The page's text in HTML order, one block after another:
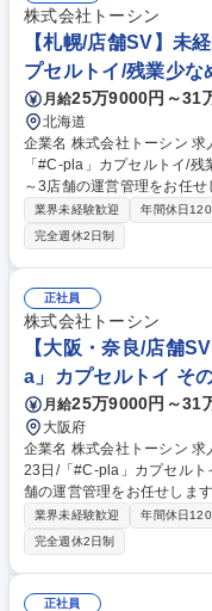
員の勤怠管理・育成、採用
の売れ行きを踏まえて、適切な商
阪梅田・京都/店舗SV】未
株式会社トーシン
【札幌/店舗SV】未
プセルトイ/残業少な
月給25万9000円～31
北海道
企業名 株式会社トーシン 求人名 【札幌/店舗SV】未経験歓迎/年休123日/
「#C-pla」カプセルトイ/残業少なめ 仕事の内容 「#C-
～3店舗の運営管理をお任
ント等、業務は多岐にわた
ことが叶います。変更の範囲:当社業務全般 【業
の商品選定（仕入れた商品
加発注を行います） ・イベ
理・金銭管理（両替機の釣
員の勤怠管理・育成、採用
の売れ行きを踏まえて、適切な商
幌/店舗SV】未経験歓迎/年
業界未経験歓迎 年間休日
完全週休2日制
正社員
株式会社トーシン
【大阪・奈良/店舗
a」カプセルトイ そ
月給25万9000円～31
大阪府
企業名 株式会社トーシン 求人名 【大阪・奈良/店舗SV】未経験歓迎/年休1
23日/「#C-pla」カプセルトイ 仕事の内容 「#C-pla」のSVとして2
舗の運営管理をお任せしま
等、業務は多岐にわたりま
が叶います。変更の範囲:当社業務全般 【業務詳細】
品選定（仕入れた商品の中
注を行います） ・イベント
銭管理（両替機の釣銭準備
業界未経験歓迎 年間休日
完全週休2日制
正社員